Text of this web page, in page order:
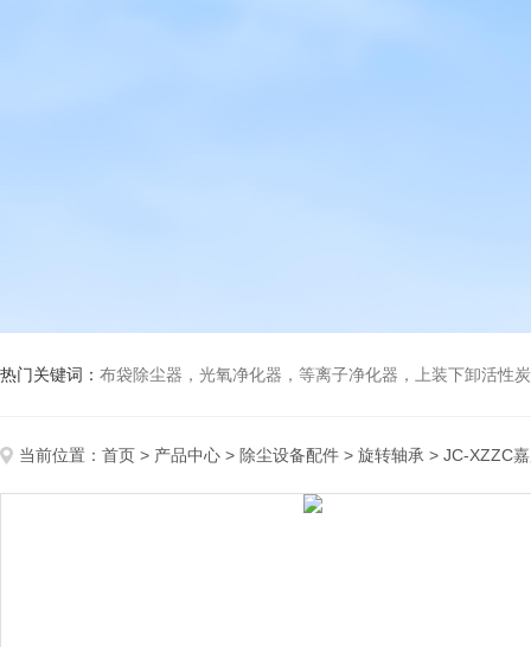
热门关键词： 布袋除尘器，光氧净化器，等离子净化器，上装下卸活性炭吸附箱，打磨除尘
当前位置： 首页 > 产品中心 > 除尘设备配件 > 旋转轴承 > JC-XZZC